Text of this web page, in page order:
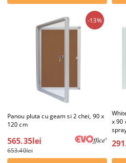
Panou pluta cu geam si 2 chei, 90 x
120 cm
-13%
565.35lei
653.40lei
x 90